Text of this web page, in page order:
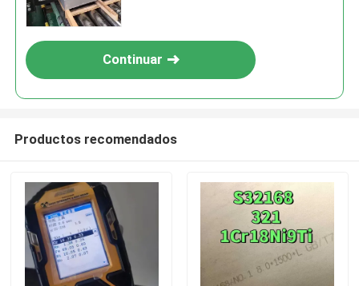
Continuar
Productos recomendados